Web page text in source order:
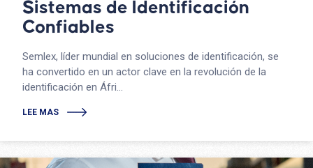
Sistemas de Identificación
Confiables
Semlex, líder mundial en soluciones de identificación, se
ha convertido en un actor clave en la revolución de la
identificación en Áfri...
LEE MAS